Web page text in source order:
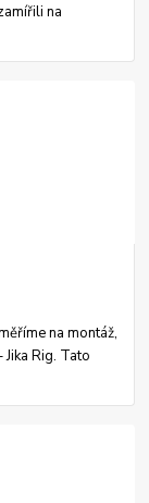
na
na montáž,
Rig. Tato